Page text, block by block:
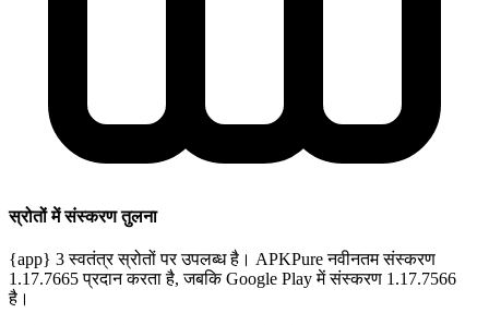
स्रोतों में संस्करण तुलना
{app} 3 स्वतंत्र स्रोतों पर उपलब्ध है। APKPure नवीनतम संस्करण
1.17.7665 प्रदान करता है, जबकि Google Play में संस्करण 1.17.7566
है।